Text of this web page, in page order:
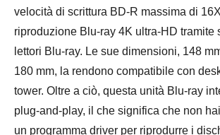
velocità di scrittura BD-R massima di
riproduzione Blu-ray 4K ultra-HD tramite
lettori Blu-ray. Le sue dimensioni, 148
180 mm, la rendono compatibile con
tower. Oltre a ciò, questa unità Blu-ray
plug-and-play, il che significa che non
un programma driver per riprodurre i